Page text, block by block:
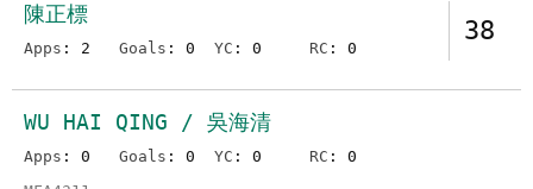
38
陳正標
Apps : 2 Goals : 0 YC : 0 RC : 0
WU HAI QING / 吳海清
Apps : 0 Goals : 0 YC : 0 RC : 0